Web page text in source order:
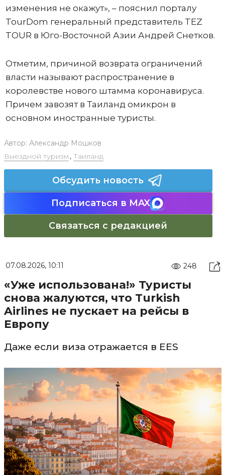
изменения не окажут», – пояснил порталу
TourDom генеральный представитель TEZ
TOUR в Юго-Восточной Азии Андрей Снетков.
Отметим, причиной возврата ограничений
власти называют распространение в
королевстве нового штамма коронавируса.
Причем завозят в Таиланд омикрон в
основном иностранные туристы.
Автор: Александр Мошков
Выездной туризм , Таиланд
Обсудить новость
Подписаться в MAX
Связаться с редакцией
07.08.2026, 10:11 248
«Уже использована!» Туристы
снова жалуются, что Turkish
Airlines не пускает на рейсы в
Европу
Даже если виза отражается в EES